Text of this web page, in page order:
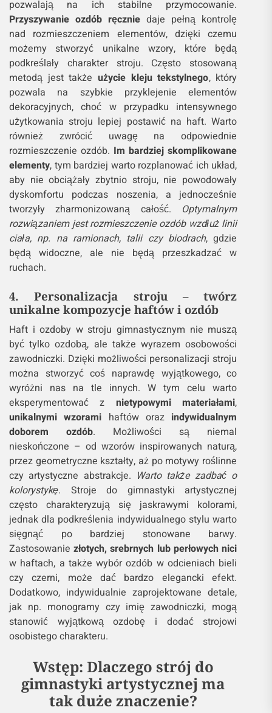
pozwalają na ich stabilne przymocowanie.
Przyszywanie ozdób ręcznie daje pełną kontrolę
nad rozmieszczeniem elementów, dzięki czemu
możemy stworzyć unikalne wzory, które będą
podkreślały charakter stroju. Często stosowaną
metodą jest takżeużycie kleju tekstylnego, który
pozwala na szybkie przyklejenie elementów
dekoracyjnych, choć w przypadku intensywnego
użytkowania stroju lepiej postawić na haft. Warto
również zwrócić uwagę na odpowiednie
rozmieszczenie ozdób. Im bardziej skomplikowane
elementy, tym bardziej warto rozplanować ich układ,
aby nie obciążały zbytnio stroju, nie powodowały
dyskomfortu podczas noszenia, a jednocześnie
tworzyły zharmonizowaną całość. Optymalnym
rozwiązaniem jest rozmieszczenie ozdób wzdłuż linii
ciała, np. na ramionach, talii czy biodrach, gdzie
będą widoczne, ale nie będą przeszkadzać w
ruchach.
4. Personalizacja stroju – twórz
unikalne kompozycje haftów i ozdób
Haft i ozdoby w stroju gimnastycznym nie muszą
być tylko ozdobą, ale także wyrazem osobowości
zawodniczki. Dzięki możliwości personalizacji stroju
można stworzyć coś naprawdę wyjątkowego, co
wyróżni nas na tle innych. W tym celu warto
eksperymentować z nietypowymi materiałami,
unikalnymi wzorami haftów oraz indywidualnym
doborem ozdób. Możliwości są niemal
nieskończone – od wzorów inspirowanych naturą,
przez geometryczne kształty, aż po motywy roślinne
czy artystyczne abstrakcje. Warto także zadbać o
kolorystykę. Stroje do gimnastyki artystycznej
często charakteryzują się jaskrawymi kolorami,
jednak dla podkreślenia indywidualnego stylu warto
sięgnąć po bardziej stonowane barwy.
Zastosowaniezłotych, srebrnych lub perłowych nici
w haftach, a także wybór ozdób w odcieniach bieli
czy czerni, może dać bardzo elegancki efekt.
Dodatkowo, indywidualnie zaprojektowane detale,
jak np. monogramy czy imię zawodniczki, mogą
stanowić wyjątkową ozdobę i dodać strojowi
osobistego charakteru.
Wstęp: Dlaczego strój do
gimnastyki artystycznej ma
tak duże znaczenie?